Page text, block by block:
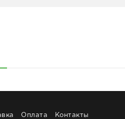
ровно так, как
благодарность сотрудникам
Оплата Контакты